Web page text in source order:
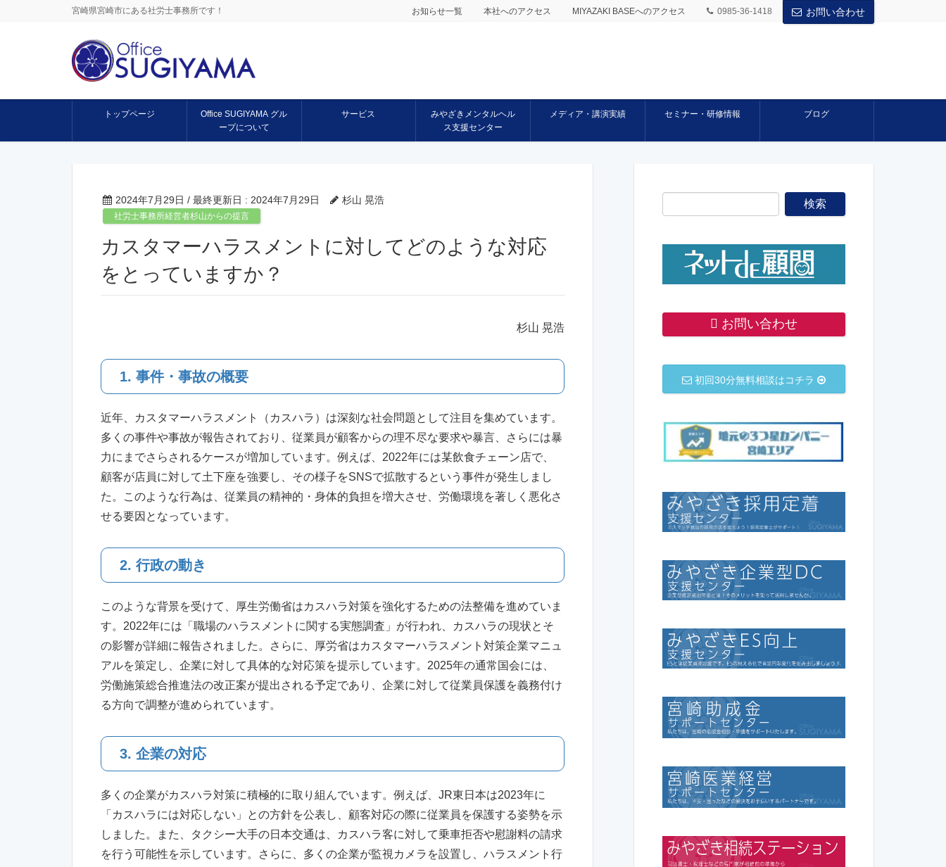
宮崎県宮崎市にある社労士事務所です！ お知らせ一覧 本社へのアクセス MIYAZAKI BASEへのアクセス 0985-36-1418 お問い合わせ
トップページ
Office SUGIYAMA グル
ープについて
サービス
みやざきメンタルヘル
ス支援センター
メディア・講演実績 セミナー・研修情報 ブログ
2024年7月29日 / 最終更新日 : 2024年7月29日 杉山 晃浩
社労士事務所経営者杉山からの提言
カスタマーハラスメントに対してどのような対応
をとっていますか？
杉山 晃浩
1. 事件・事故の概要
近年、カスタマーハラスメント（カスハラ）は深刻な社会問題として注目を集めています。
多くの事件や事故が報告されており、従業員が顧客からの理不尽な要求や暴言、さらには暴
力にまでさらされるケースが増加しています。例えば、2022年には某飲食チェーン店で、
顧客が店員に対して土下座を強要し、その様子をSNSで拡散するという事件が発生しまし
た。このような行為は、従業員の精神的・身体的負担を増大させ、労働環境を著しく悪化さ
せる要因となっています。
2. 行政の動き
このような背景を受けて、厚生労働省はカスハラ対策を強化するための法整備を進めていま
す。2022年には「職場のハラスメントに関する実態調査」が行われ、カスハラの現状とそ
の影響が詳細に報告されました。さらに、厚労省はカスタマーハラスメント対策企業マニュ
アルを策定し、企業に対して具体的な対応策を提示しています。2025年の通常国会には、
労働施策総合推進法の改正案が提出される予定であり、企業に対して従業員保護を義務付け
る方向で調整が進められています。
3. 企業の対応
多くの企業がカスハラ対策に積極的に取り組んでいます。例えば、JR東日本は2023年に
「カスハラには対応しない」との方針を公表し、顧客対応の際に従業員を保護する姿勢を示
しました。また、タクシー大手の日本交通は、カスハラ客に対して乗車拒否や慰謝料の請求
を行う可能性を示しています。さらに、多くの企業が監視カメラを設置し、ハラスメント行
お問い合わせ
初回30分無料相談はコチラ